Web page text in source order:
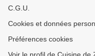
C.G.U.
Cookies et données
Préférences cookies